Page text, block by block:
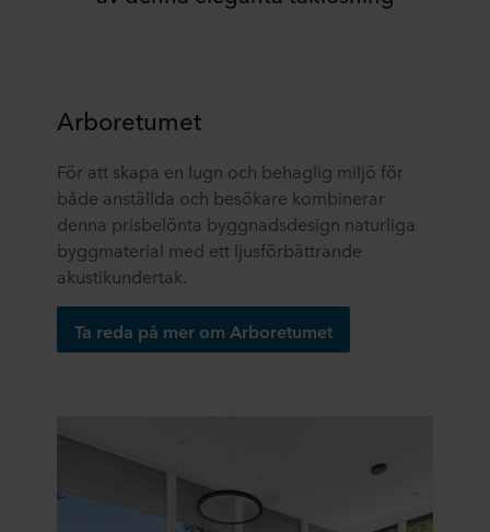
Arboretumet
För att skapa en lugn och behaglig miljö för
både anställda och besökare kombinerar
denna prisbelönta byggnadsdesign naturliga
byggmaterial med ett ljusförbättrande
akustikundertak.
Ta reda på mer om Arboretumet